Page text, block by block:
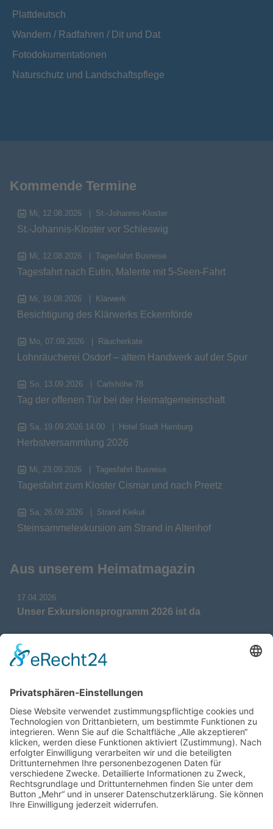
Plattdeutsch
Wandern / Radfahren / Dit und Dat
Fotodokumentationen
Naturschutz und Landschaftspflege
Kommende Termine
Mi, 12.08.2026 St.-Johannis-Kloster
St.-Johannis-Kloster vor Schleswig
Mi, 12.08.2026 Tagesfahrt Busreise
Tagesfahrt nach Eutin, Malente mit 5-Seen-Fahrt
Mi, 19.08.2026 Klärwerk
Besichtigung des Klärwerks Eckernförde
Mo, 07.09.2026 Räucherkate
Lohnräucherei Osdorf – altem Handwerk auf der Spur
So, 13.09.2026 Carlshöhe 78
Tag der offenen Tür bei der Heimatgemeinschaft
Sa, 19.09.2026 14:00 Hotel Stadt Hamburg
Herbstversammlung 2026
Mi, 23.09.2026 Tagesfahrt Busreise
Tagesfahrt zum Kloster Cismar und nach Preetz
Sa, 26.09.2026 Strand Kiekut
Steinsammelexkursion am Strand in Altenhof
Aus unserem Heimatmagazin
17.04.2026
Unser Exkursionsprogramm 2026 ist da
17.04.2026
Verdienstmedaille für Telse Stoy
Das war: Munition im Meer
17.04.2026
Fahrtenprogramm 2026 ist fertig
12.10.2025
Darstellung verschiedener Orte innerhalb des
Gebiets der Heimatgemeinschaft Eckernförde